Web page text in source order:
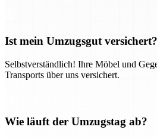
Ist mein Umzugsgut versichert?
Selbstverständlich! Ihre Möbel und
Transports über uns versichert.
Wie läuft der Umzugstag ab?